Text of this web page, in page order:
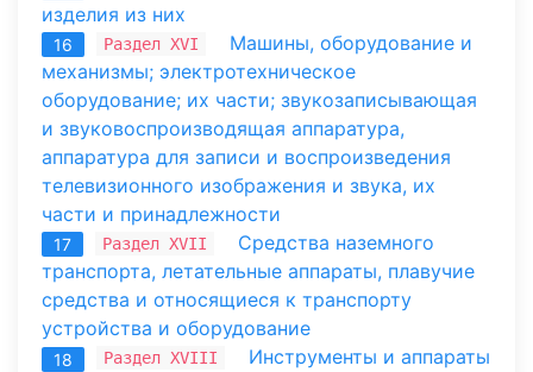
изделия из них
16 Раздел XVI
Машины, оборудование и
механизмы; электротехническое
оборудование; их части; звукозаписывающая
и звуковоспроизводящая аппаратура,
аппаратура для записи и воспроизведения
телевизионного изображения и звука, их
части и принадлежности
17 Раздел XVII
Средства наземного
транспорта, летательные аппараты, плавучие
средства и относящиеся к транспорту
устройства и оборудование
18 Раздел XVIII
Инструменты и аппараты